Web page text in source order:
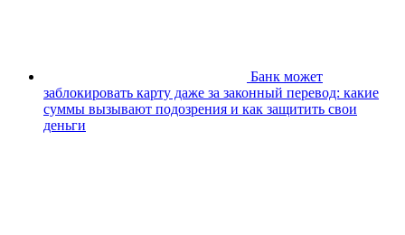
Банк может
заблокировать карту даже за законный перевод: какие
суммы вызывают подозрения и как защитить свои
деньги